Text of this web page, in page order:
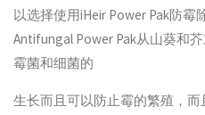
以选择使用iHeir Power Pak防
Antifungal Power Pak从山葵和
霉菌和细菌的
生长而且可以防止霉的繁殖，